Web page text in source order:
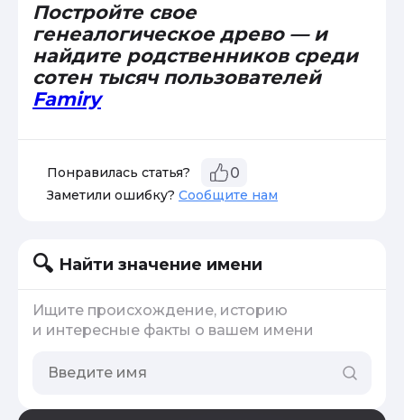
Постройте свое
генеалогическое древо — и
найдите родственников среди
сотен тысяч пользователей
Famiry
Понравилась статья? 0
Заметили ошибку? Сообщите нам
Найти значение имени
Ищите происхождение, историю
и интересные факты о вашем имени